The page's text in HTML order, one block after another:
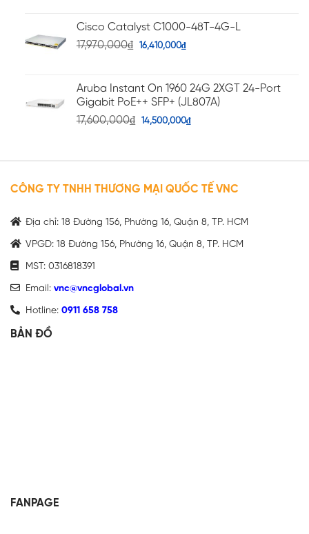
Cisco Catalyst C1000-48T-4G-L
17,970,000₫ 16,410,000₫
Aruba Instant On 1960 24G 2XGT 24-Port
Gigabit PoE++ SFP+ (JL807A)
17,600,000₫ 14,500,000₫
CÔNG TY TNHH THƯƠNG MẠI QUỐC TẾ VNC
Địa chỉ: 18 Đường 156, Phường 16, Quận 8, TP. HCM
VPGD: 18 Đường 156, Phường 16, Quận 8, TP. HCM
MST: 0316818391
Email: vnc@vncglobal.vn
Hotline: 0911 658 758
BẢN ĐỒ
FANPAGE